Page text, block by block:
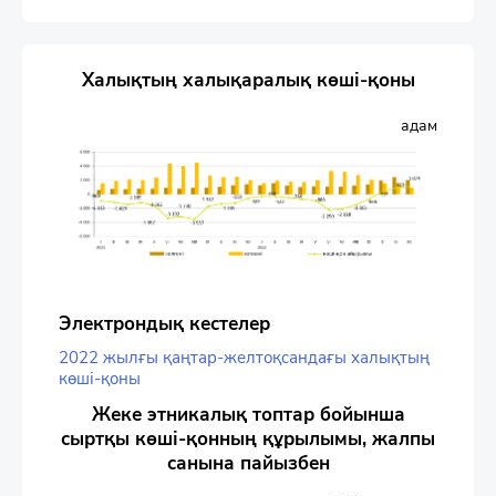
Халықтың халықаралық көші-қоны
адам
Электрондық кестелер
2022 жылғы қаңтар-желтоқсандағы халықтың
көші-қоны
Жеке этникалық топтар бойынша
сыртқы көші-қонның құрылымы, жалпы
санына пайызбен